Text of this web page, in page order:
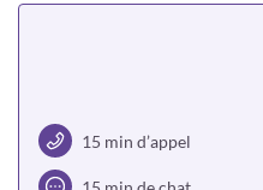
15 min d’appel